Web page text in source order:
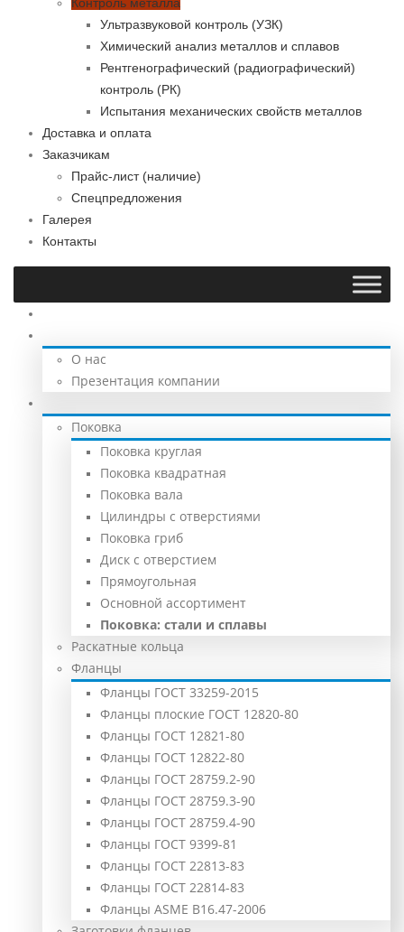
Ультразвуковой контроль (УЗК)
Химический анализ металлов и сплавов
Рентгенографический (радиографический)
контроль (РК)
Испытания механических свойств металлов
Доставка и оплата
Заказчикам
Прайс-лист (наличие)
Спецпредложения
Галерея
Контакты
О нас
Презентация компании
Поковка
Поковка круглая
Поковка квадратная
Поковка вала
Цилиндры с отверстиями
Поковка гриб
Диск с отверстием
Прямоугольная
Основной ассортимент
Поковка: cтали и сплавы
Раскатные кольца
Фланцы
Фланцы ГОСТ 33259-2015
Фланцы плоские ГОСТ 12820-80
Фланцы ГОСТ 12821-80
Фланцы ГОСТ 12822-80
Фланцы ГОСТ 28759.2-90
Фланцы ГОСТ 28759.3-90
Фланцы ГОСТ 28759.4-90
Фланцы ГОСТ 9399-81
Фланцы ГОСТ 22813-83
Фланцы ГОСТ 22814-83
Фланцы ASME B16.47-2006